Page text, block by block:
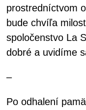
prostredníctvom
bude chvíľa
spoločenstvo La
dobré a uvidíme
–
Po odhalení